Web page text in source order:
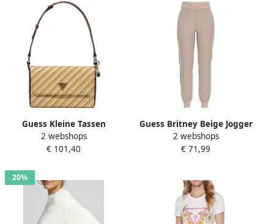
Guess Kleine Tassen
Collectie voor Vrouwen
Beige Dames
2 webshops
€ 101,40
Guess Britney Beige Jogger
Broek Beige Dames
2 webshops
€ 71,99
20%